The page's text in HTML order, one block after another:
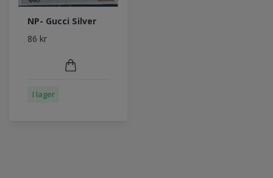
NP- Gucci Silver
86 kr
I lager